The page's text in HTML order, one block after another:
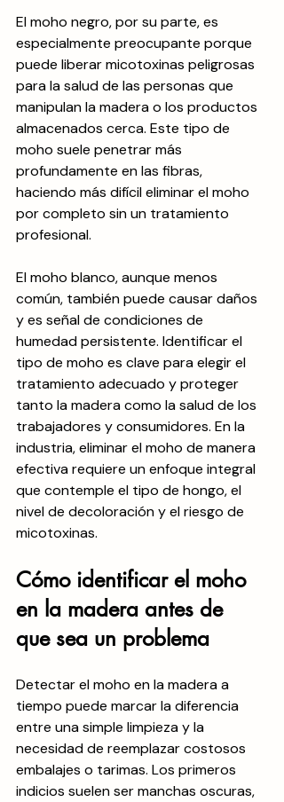
El moho negro, por su parte, es
especialmente preocupante porque
puede liberar micotoxinas peligrosas
para la salud de las personas que
manipulan la madera o los productos
almacenados cerca. Este tipo de
moho suele penetrar más
profundamente en las fibras,
haciendo más difícil eliminar el moho
por completo sin un tratamiento
profesional.
El moho blanco, aunque menos
común, también puede causar daños
y es señal de condiciones de
humedad persistente. Identificar el
tipo de moho es clave para elegir el
tratamiento adecuado y proteger
tanto la madera como la salud de los
trabajadores y consumidores. En la
industria, eliminar el moho de manera
efectiva requiere un enfoque integral
que contemple el tipo de hongo, el
nivel de decoloración y el riesgo de
micotoxinas.
Cómo identificar el moho
en la madera antes de
que sea un problema
Detectar el moho en la madera a
tiempo puede marcar la diferencia
entre una simple limpieza y la
necesidad de reemplazar costosos
embalajes o tarimas. Los primeros
indicios suelen ser manchas oscuras,